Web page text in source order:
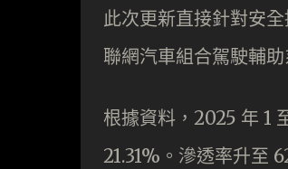
此次更新直接針對安
聯網汽車組合駕駛輔
根據資料，2025 年 1
21.31%。滲透率升至